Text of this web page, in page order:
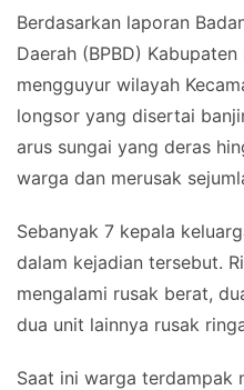
Berdasarkan laporan
Daerah (BPBD)
mengguyur wilayah
longsor yang disertai
arus sungai yang deras
warga dan merusak
Sebanyak 7 kepala
dalam kejadian tersebut.
mengalami rusak berat,
dua unit lainnya rusak
Saat ini warga terdampak